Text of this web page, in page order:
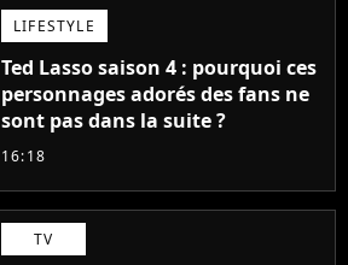
LIFESTYLE
Ted Lasso saison 4 : pourquoi ces
personnages adorés des fans ne
sont pas dans la suite ?
16:18
TV